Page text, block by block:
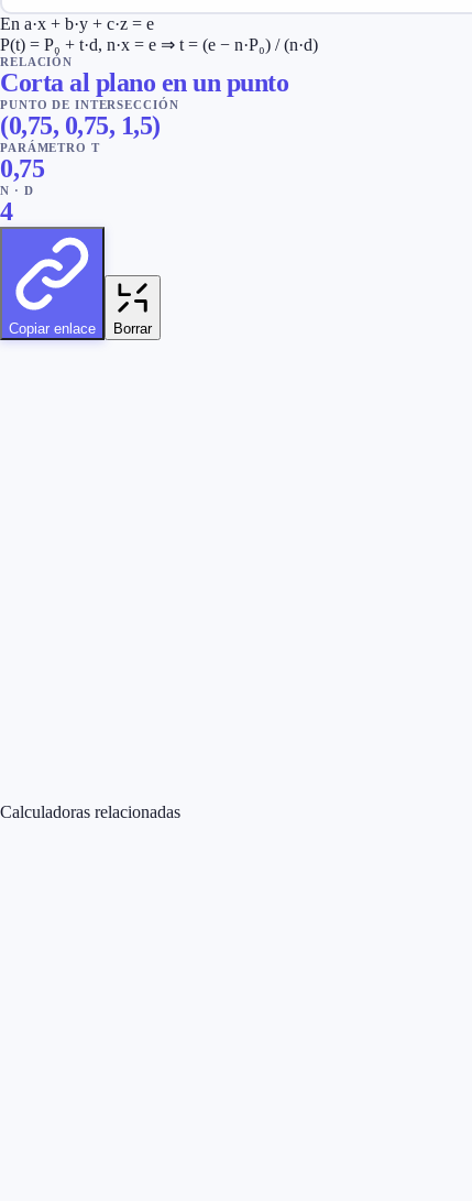
En a·x + b·y + c·z = e
P(t) = P₀ + t·d, n·x = e ⇒ t = (e − n·P₀) / (n·d)
RELACIÓN
Corta al plano en un punto
PUNTO DE INTERSECCIÓN
(0,75, 0,75, 1,5)
PARÁMETRO T
0,75
N · D
4
Copiar enlace Borrar
Calculadoras relacionadas